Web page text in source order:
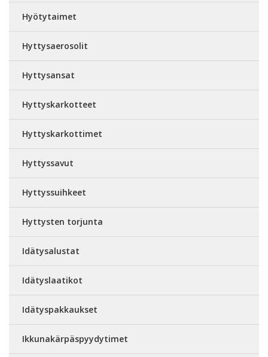
Hyötytaimet
Hyttysaerosolit
Hyttysansat
Hyttyskarkotteet
Hyttyskarkottimet
Hyttyssavut
Hyttyssuihkeet
Hyttysten torjunta
Idätysalustat
Idätyslaatikot
Idätyspakkaukset
Ikkunakärpäspyydytimet